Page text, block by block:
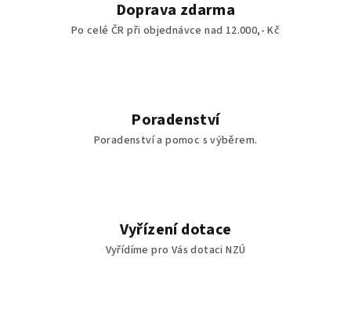
p
r
ý
p
Doprava zdarma
Po celé ČR při objednávce nad 12.000,- Kč
Poradenství
Poradenství a pomoc s výběrem.
Vyřízení dotace
Vyřídíme pro Vás dotaci NZÚ